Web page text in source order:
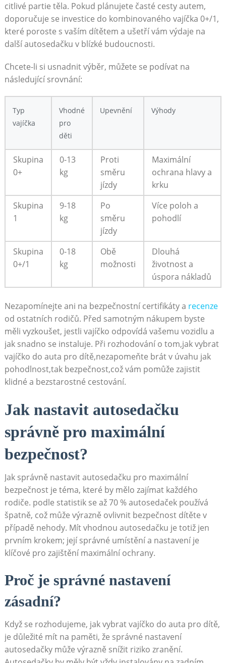
citlivé ​partie těla. Pokud plánujete časté cesty autem, ​
doporučuje se investice do kombinovaného vajíčka ​0+/1,
které poroste s vaším dítětem a ‌ušetří vám výdaje na
další autosedačku v blízké‌ budoucnosti.
Chcete-li‍ si usnadnit výběr,‌ můžete se podívat na
následující srovnání:
Typ
vajíčka
Vhodné
pro
děti
Upevnění Výhody
Skupina
0+
0-13⁢
kg
Proti
směru
jízdy
Maximální
ochrana ‍hlavy ⁣a
krku
Skupina
1
9-18
kg
Po
směru‍
jízdy
Více poloh​ a
pohodlí
Skupina
0+/1
0-18
kg
Obě
možnosti
Dlouhá
životnost a
úspora nákladů
Nezapomínejte ani na bezpečnostní⁢ certifikáty a recenze
od ostatních rodičů. Před samotným nákupem byste
měli vyzkoušet, jestli vajíčko ⁤odpovídá vašemu vozidlu​ a
jak snadno se instaluje. Při rozhodování o tom,jak ⁤vybrat
vajíčko do auta pro ‌dítě,nezapomeňte brát v úvahu jak
pohodlnost,tak bezpečnost,což ⁤vám pomůže zajistit‍
klidné a bezstarostné cestování.
Jak nastavit⁣ autosedačku
správně pro maximální
bezpečnost?
Jak ⁤správně ​nastavit autosedačku‌ pro maximální⁢
bezpečnost je téma, které by mělo​ zajímat každého‍
rodiče. podle​ statistik ‌se až 70⁢ % autosedaček​ používá
špatně, což může výrazně ovlivnit⁣ bezpečnost dítěte ‌v
případě nehody. Mít vhodnou autosedačku je totiž ‍jen
prvním krokem;⁤ její správné umístění⁣ a ‌nastavení⁢ je
klíčové⁢ pro zajištění maximální ochrany.
Proč je správné nastavení
zásadní?
Když se rozhodujeme, jak vybrat⁤ vajíčko do‍ auta pro ⁢dítě,
je důležité mít‍ na paměti, že správné nastavení
autosedačky ⁤může ⁤výrazně snížit riziko zranění.